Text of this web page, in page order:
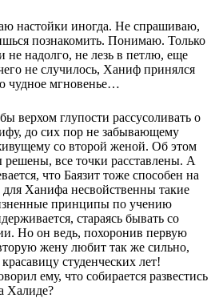
настойки иногда. Не спрашиваю,
познакомить. Понимаю. Только
не надолго, не лезь в петлю, еще
не случилось, Ханиф принялся
чудное мгновенье…
верхом глупости рассусоливать о
до сих пор не забывающему
со второй женой. Об этом
решены, все точки расставлены. А
что Баязит тоже способен на
Ханифа несвойственны такие
принципы по учению
стараясь бывать со
Но он ведь, похоронив первую
жену любит так же сильно,
студенческих лет!
ему, что собирается развестись
Халиде?